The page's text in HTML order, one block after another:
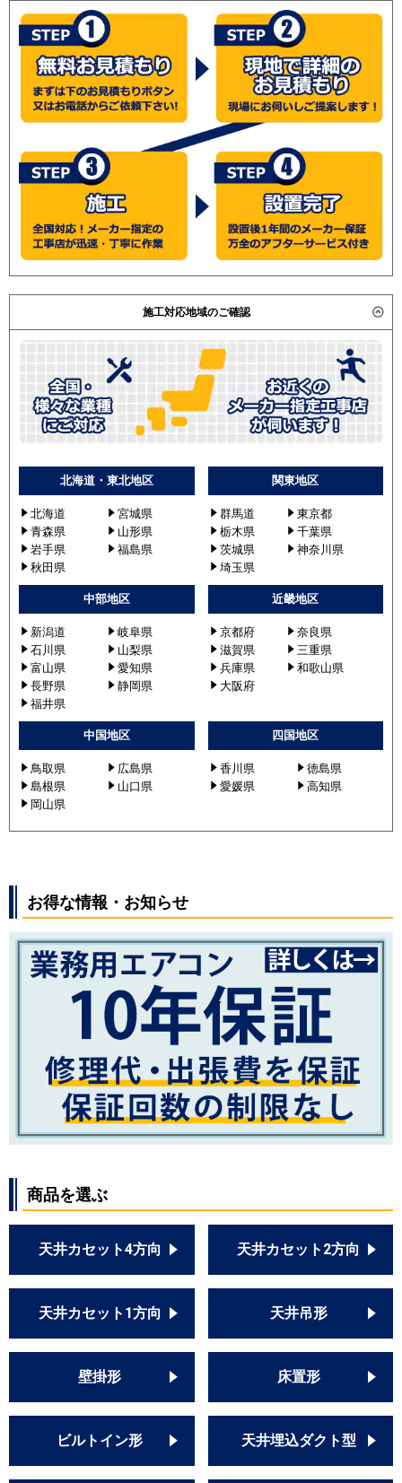
施工対応地域のご確認
北海道・東北地区
北海道
宮城県
青森県
山形県
岩手県
福島県
秋田県
関東地区
群馬道
東京都
栃木県
千葉県
茨城県
神奈川県
埼玉県
中部地区
新潟道
岐阜県
石川県
山梨県
富山県
愛知県
長野県
静岡県
福井県
近畿地区
京都府
奈良県
滋賀県
三重県
兵庫県
和歌山県
大阪府
中国地区
鳥取県
広島県
島根県
山口県
岡山県
四国地区
香川県
徳島県
愛媛県
高知県
お得な情報・お知らせ
商品を選ぶ
天井カセット4方向 天井カセット2方向
天井カセット1方向 天井吊形
壁掛形 床置形
ビルトイン形 天井埋込ダクト型